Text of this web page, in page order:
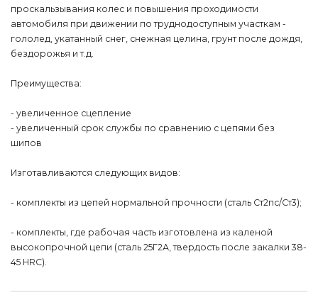
проскальзывания колес и повышения проходимости
автомобиля при движении по труднодоступным участкам -
гололед, укатанный снег, снежная целина, грунт после дождя,
бездорожья и т.д.
Преимущества:
- увеличенное сцепление
- увеличенный срок службы по сравнению с цепями без
шипов
Изготавливаются следующих видов:
- комплекты из цепей нормальной прочности (сталь Ст2пс/Ст3);
- комплекты, где рабочая часть изготовлена из каленой
высокопрочной цепи (сталь 25Г2А, твердость после закалки 38-
45 HRC).